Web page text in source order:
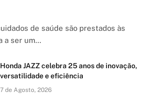
de saúde são prestados às
a ser um…
Honda JAZZ celebra 25 anos de inovação,
versatilidade e eficiência
7 de Agosto, 2026